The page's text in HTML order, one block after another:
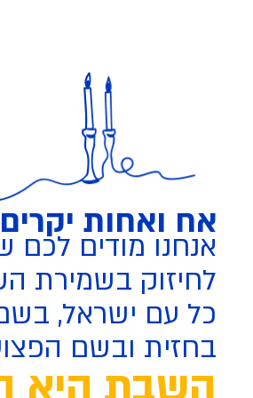
אח ואחות
אנחנו מודים לכם
לחיזוק בשמירת
כל עם ישראל,
בחזית ובשם